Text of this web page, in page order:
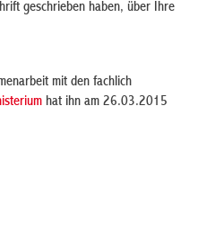
geschrieben haben, über Ihre
mit den fachlich
hat ihn am 26.03.2015